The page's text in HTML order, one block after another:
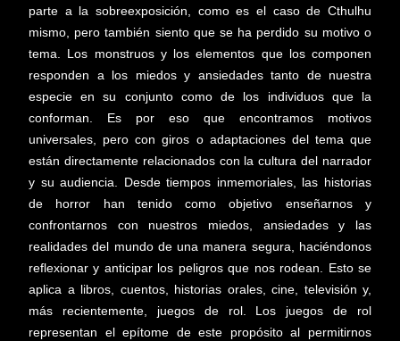
parte a la sobreexposición, como es el caso de Cthulhu
mismo, pero también siento que se ha perdido su motivo o
tema. Los monstruos y los elementos que los componen
responden a los miedos y ansiedades tanto de nuestra
especie en su conjunto como de los individuos que la
conforman. Es por eso que encontramos motivos
universales, pero con giros o adaptaciones del tema que
están directamente relacionados con la cultura del narrador
y su audiencia. Desde tiempos inmemoriales, las historias
de horror han tenido como objetivo enseñarnos y
confrontarnos con nuestros miedos, ansiedades y las
realidades del mundo de una manera segura, haciéndonos
reflexionar y anticipar los peligros que nos rodean. Esto se
aplica a libros, cuentos, historias orales, cine, televisión y,
más recientemente, juegos de rol. Los juegos de rol
representan el epítome de este propósito al permitirnos